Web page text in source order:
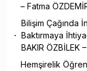
– Fatma
Bilişim Çağında
Baktırmaya
BAKIR ÖZBİLEK
Hemşirelik